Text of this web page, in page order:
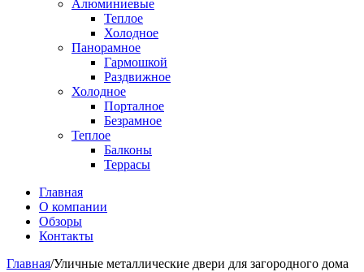
Алюминиевые
Теплое
Холодное
Панорамное
Гармошкой
Раздвижное
Холодное
Порталное
Безрамное
Теплое
Балконы
Террасы
Главная
О компании
Обзоры
Контакты
Главная/Уличные металлические двери для загородного дома